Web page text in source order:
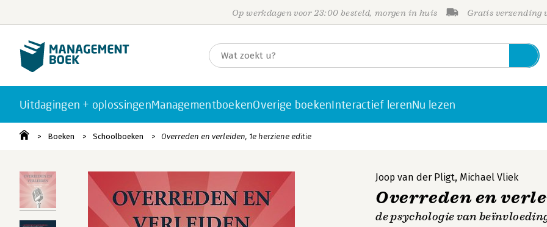
Op werkdagen voor 23:00 besteld, morgen in huis Gratis verzending
Uitdagingen + oplossingenManagementboekenOverige boekenInteractief lerenNu lezen
Boeken Schoolboeken Overreden en verleiden, 1e herziene editie
Joop van der Pligt, Michael Vliek
Overreden en
de psychologie van